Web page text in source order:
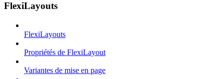
FlexiLayouts
FlexiLayouts
Propriétés de FlexiLayout
Variantes de mise en page